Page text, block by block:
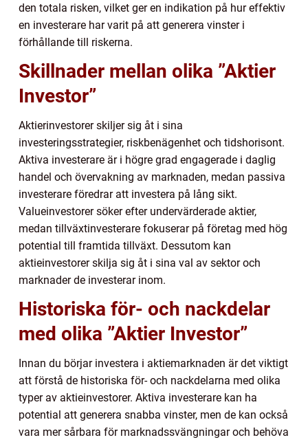
den totala risken, vilket ger en indikation på hur effektiv
en investerare har varit på att generera vinster i
förhållande till riskerna.
Skillnader mellan olika ”Aktier
Investor”
Aktierinvestorer skiljer sig åt i sina
investeringsstrategier, riskbenägenhet och tidshorisont.
Aktiva investerare är i högre grad engagerade i daglig
handel och övervakning av marknaden, medan passiva
investerare föredrar att investera på lång sikt.
Valueinvestorer söker efter undervärderade aktier,
medan tillväxtinvesterare fokuserar på företag med hög
potential till framtida tillväxt. Dessutom kan
aktieinvestorer skilja sig åt i sina val av sektor och
marknader de investerar inom.
Historiska för- och nackdelar
med olika ”Aktier Investor”
Innan du börjar investera i aktiemarknaden är det viktigt
att förstå de historiska för- och nackdelarna med olika
typer av aktieinvestorer. Aktiva investerare kan ha
potential att generera snabba vinster, men de kan också
vara mer sårbara för marknadssvängningar och behöva